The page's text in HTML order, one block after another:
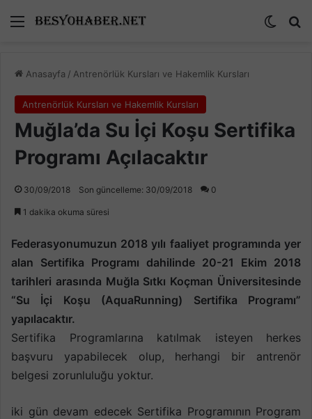
Menü Dış
Anasayfa / Antrenörlük Kursları ve Hakemlik Kursları
Antrenörlük Kursları ve Hakemlik Kursları
Muğla’da Su İçi Koşu Sertifika
Programı Açılacaktır
30/09/2018 Son güncelleme: 30/09/2018 0
1 dakika okuma süresi
Federasyonumuzun 2018 yılı faaliyet programında yer
alan Sertifika Programı dahilinde 20-21 Ekim 2018
tarihleri arasında Muğla Sıtkı Koçman Üniversitesinde
“Su İçi Koşu (AquaRunning) Sertifika Programı”
yapılacaktır.
Sertifika Programlarına katılmak isteyen herkes
başvuru yapabilecek olup, herhangi bir antrenör
belgesi zorunluluğu yoktur.
iki gün devam edecek Sertifika Programının Program